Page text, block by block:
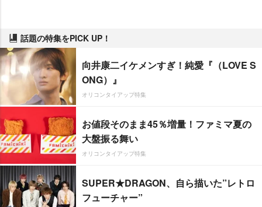
話題の特集をPICK UP！
向井康二イケメンすぎ！純愛『（LOVE S
ONG）』
オリコンタイアップ特集
お値段そのまま45％増量！ファミマ夏の
大盤振る舞い
オリコンタイアップ特集
SUPER★DRAGON、自ら描いた”レトロ
フューチャー”